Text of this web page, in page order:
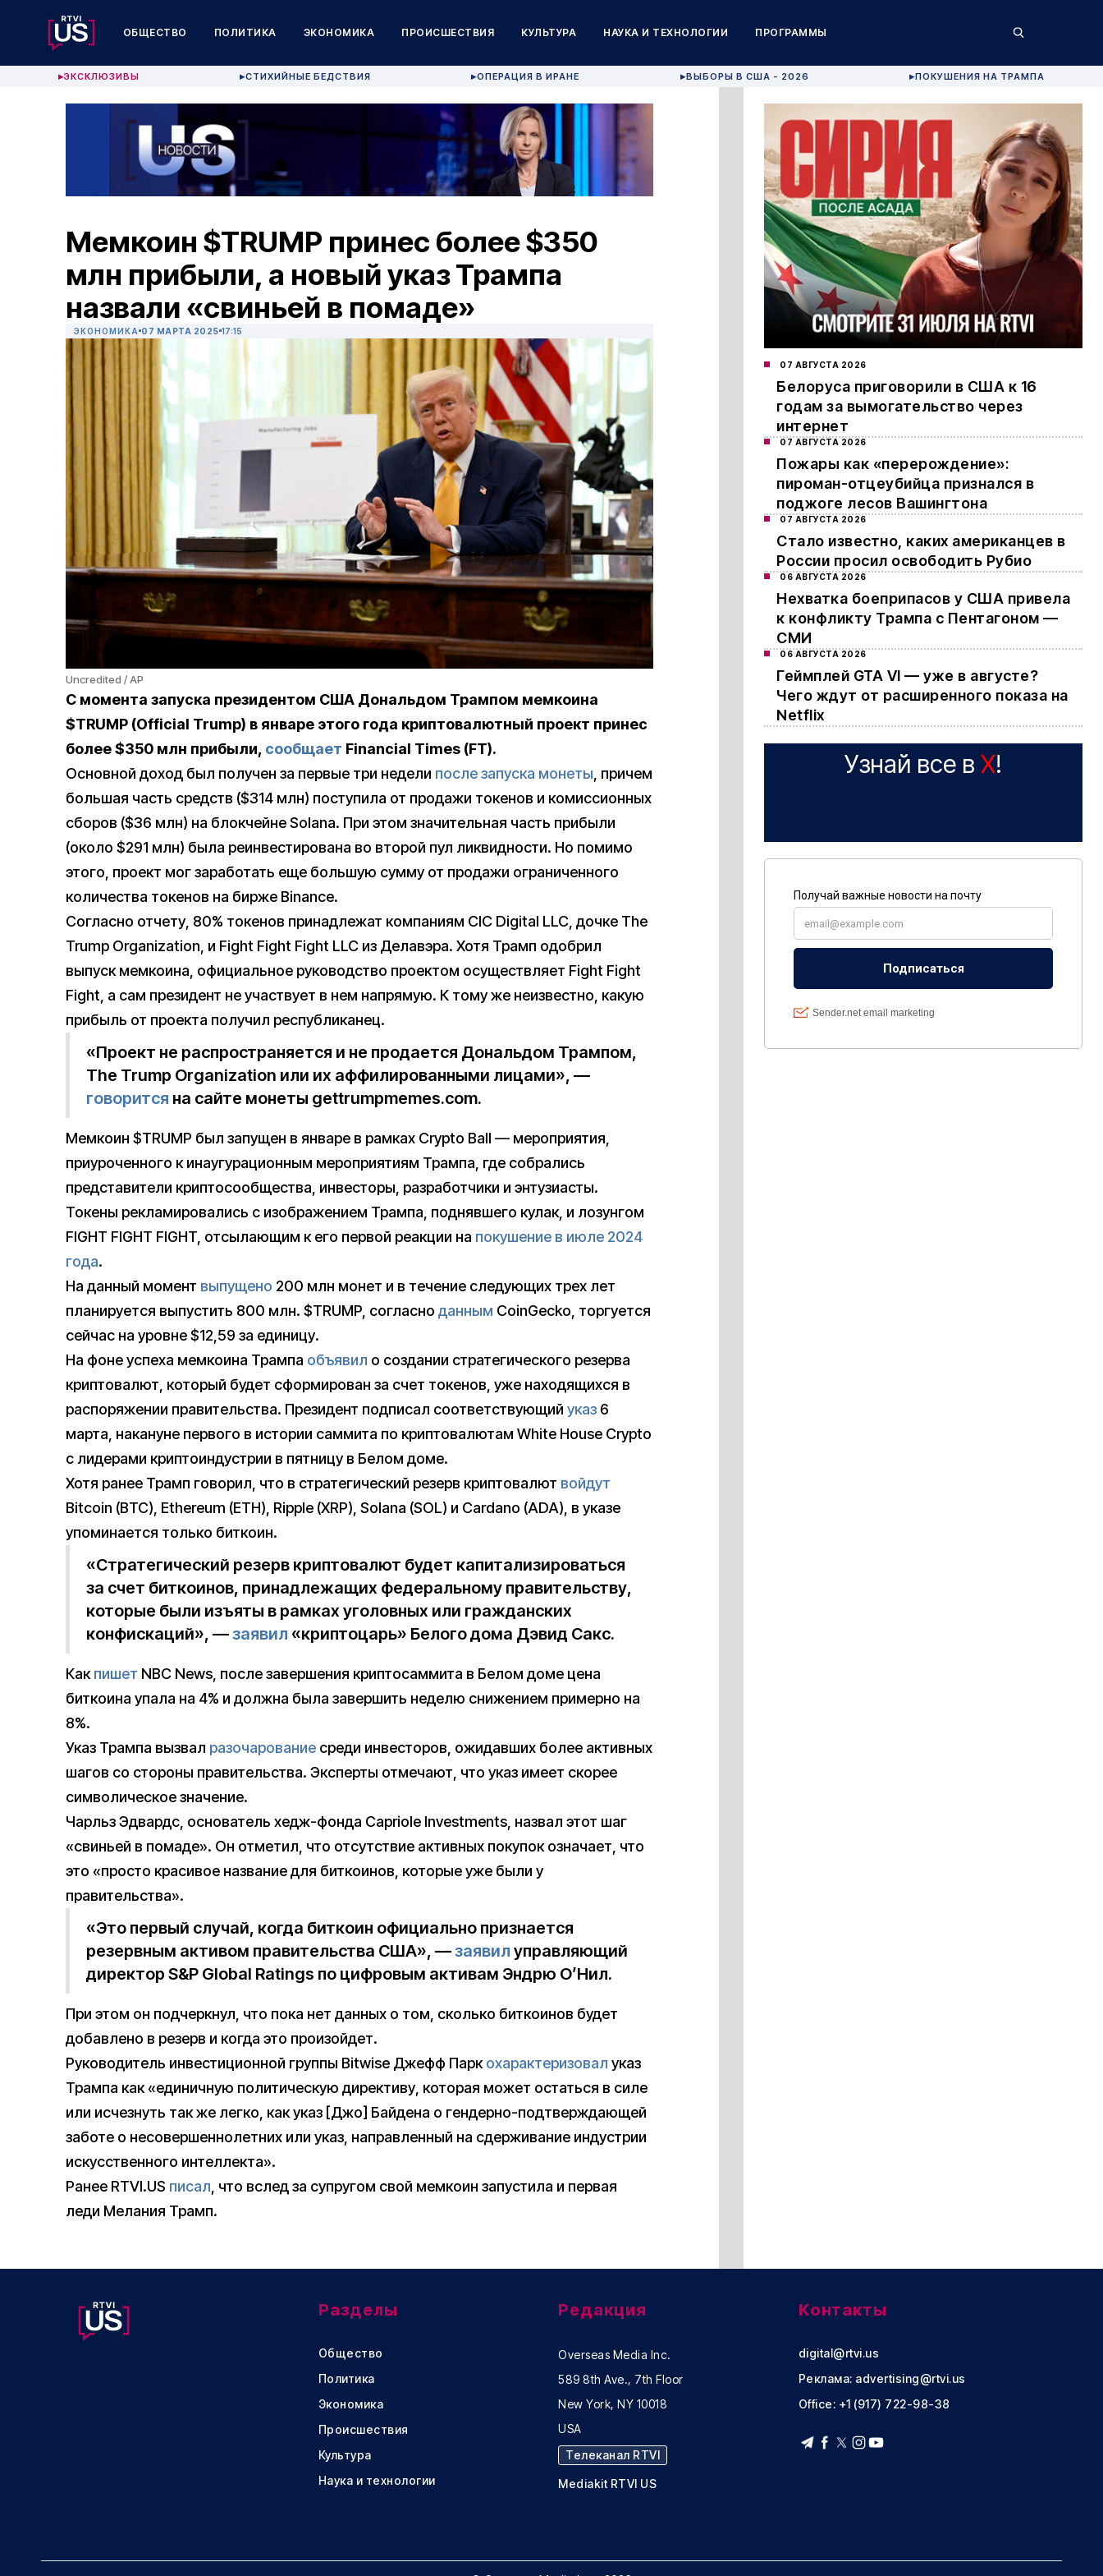
ОБЩЕСТВО ПОЛИТИКА ЭКОНОМИКА ПРОИСШЕСТВИЯ КУЛЬТУРА НАУКА И ТЕХНОЛОГИИ ПРОГРАММЫ
▶ЭКСКЛЮЗИВЫ ▶СТИХИЙНЫЕ БЕДСТВИЯ ▶ОПЕРАЦИЯ В ИРАНЕ ▶ВЫБОРЫ В США - 2026 ▶ПОКУШЕНИЯ НА ТРАМПА
Мемкоин $TRUMP принес более $350
млн прибыли, а новый указ Трампа
назвали «свиньей в помаде»
ЭКОНОМИКА 07 МАРТА 2025 17:15
Uncredited / AP
С момента запуска президентом США Дональдом Трампом мемкоина
$TRUMP (Official Trump) в январе этого года криптовалютный проект принес
более $350 млн прибыли, сообщает Financial Times (FT).
Основной доход был получен за первые три недели после запуска монеты, причем
большая часть средств ($314 млн) поступила от продажи токенов и комиссионных
сборов ($36 млн) на блокчейне Solana. При этом значительная часть прибыли
(около $291 млн) была реинвестирована во второй пул ликвидности. Но помимо
этого, проект мог заработать еще большую сумму от продажи ограниченного
количества токенов на бирже Binance.
Согласно отчету, 80% токенов принадлежат компаниям CIC Digital LLC, дочке The
Trump Organization, и Fight Fight Fight LLC из Делавэра. Хотя Трамп одобрил
выпуск мемкоина, официальное руководство проектом осуществляет Fight Fight
Fight, а сам президент не участвует в нем напрямую. К тому же неизвестно, какую
прибыль от проекта получил республиканец.
«Проект не распространяется и не продается Дональдом Трампом,
The Trump Organization или их аффилированными лицами», —
говорится на сайте монеты gettrumpmemes.com.
Мемкоин $TRUMP был запущен в январе в рамках Crypto Ball — мероприятия,
приуроченного к инаугурационным мероприятиям Трампа, где собрались
представители криптосообщества, инвесторы, разработчики и энтузиасты.
Токены рекламировались с изображением Трампа, поднявшего кулак, и лозунгом
FIGHT FIGHT FIGHT, отсылающим к его первой реакции на покушение в июле 2024
года.
На данный момент выпущено 200 млн монет и в течение следующих трех лет
планируется выпустить 800 млн. $TRUMP, согласно данным CoinGecko, торгуется
сейчас на уровне $12,59 за единицу.
На фоне успеха мемкоина Трампа объявил о создании стратегического резерва
криптовалют, который будет сформирован за счет токенов, уже находящихся в
распоряжении правительства. Президент подписал соответствующий указ 6
марта, накануне первого в истории саммита по криптовалютам White House Crypto
с лидерами криптоиндустрии в пятницу в Белом доме.
Хотя ранее Трамп говорил, что в стратегический резерв криптовалют войдут
Bitcoin (BTC), Ethereum (ETH), Ripple (XRP), Solana (SOL) и Cardano (ADA), в указе
упоминается только биткоин.
«Стратегический резерв криптовалют будет капитализироваться
за счет биткоинов, принадлежащих федеральному правительству,
которые были изъяты в рамках уголовных или гражданских
конфискаций», —заявил «криптоцарь» Белого дома Дэвид Сакс.
Какпишет NBC News, после завершения криптосаммита в Белом доме цена
биткоина упала на 4% и должна была завершить неделю снижением примерно на
8%.
Указ Трампа вызвал разочарование среди инвесторов, ожидавших более активных
шагов со стороны правительства. Эксперты отмечают, что указ имеет скорее
символическое значение.
Чарльз Эдвардс, основатель хедж-фонда Capriole Investments, назвал этот шаг
«свиньей в помаде». Он отметил, что отсутствие активных покупок означает, что
это «просто красивое название для биткоинов, которые уже были у
правительства».
«Это первый случай, когда биткоин официально признается
резервным активом правительства США», —заявил управляющий
директор S&P Global Ratings по цифровым активам Эндрю О’Нил.
При этом он подчеркнул, что пока нет данных о том, сколько биткоинов будет
добавлено в резерв и когда это произойдет.
Руководитель инвестиционной группы Bitwise Джефф Паркохарактеризовал указ
Трампа как «единичную политическую директиву, которая может остаться в силе
или исчезнуть так же легко, как указ [Джо] Байдена о гендерно-подтверждающей
заботе о несовершеннолетних или указ, направленный на сдерживание индустрии
искусственного интеллекта».
Ранее RTVI.US писал, что вслед за супругом свой мемкоин запустила и первая
леди Мелания Трамп.
07 АВГУСТА 2026
Белоруса приговорили в США к 16
годам за вымогательство через
интернет
07 АВГУСТА 2026
Пожары как «перерождение»:
пироман-отцеубийца признался в
поджоге лесов Вашингтона
07 АВГУСТА 2026
Стало известно, каких американцев в
России просил освободить Рубио
06 АВГУСТА 2026
Нехватка боеприпасов у США привела
к конфликту Трампа с Пентагоном —
СМИ
06 АВГУСТА 2026
Геймплей GTA VI — уже в августе?
Чего ждут от расширенного показа на
Netflix
Узнай все в X!
Разделы
Общество
Политика
Экономика
Происшествия
Культура
Наука и технологии
Редакция
Overseas Media Inc.
589 8th Ave., 7th Floor
New York, NY 10018
USA
Телеканал RTVI
Mediakit RTVI US
Контакты
digital@rtvi.us
Реклама: advertising@rtvi.us
Office: +1 (917) 722-98-38